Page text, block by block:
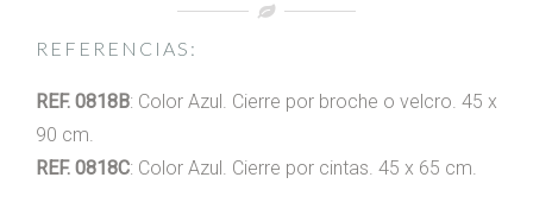
REFERENCIAS:
REF. 0818B: Color Azul. Cierre por broche o velcro. 45 x
90 cm.
REF. 0818C: Color Azul. Cierre por cintas. 45 x 65 cm.